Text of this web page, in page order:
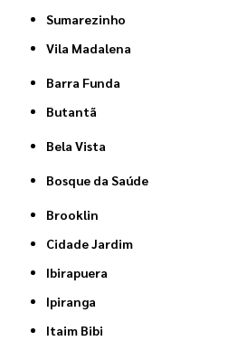
Sumarezinho
Vila Madalena
Barra Funda
Butantã
Bela Vista
Bosque da Saúde
Brooklin
Cidade Jardim
Ibirapuera
Ipiranga
Itaim Bibi